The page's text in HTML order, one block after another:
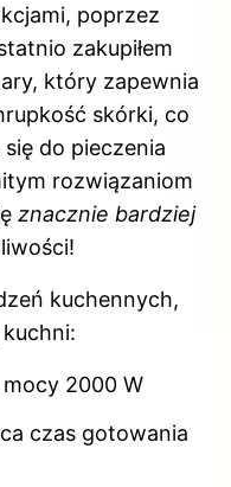
poprzez
zakupiłem
który zapewnia
skórki, co
do pieczenia
rozwiązaniom
znacznie bardziej
kuchennych,
2000 W
czas gotowania